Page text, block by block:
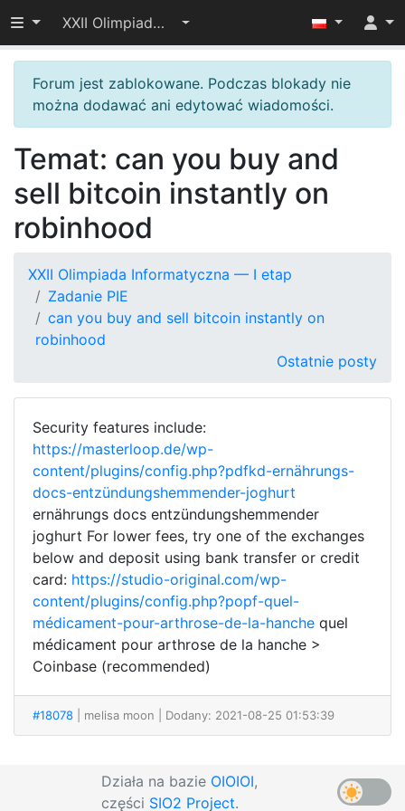
Przełącz widoczność menu
XXII Olimpiada Informatyczna — I etap
Forum jest zablokowane. Podczas blokady nie
można dodawać ani edytować wiadomości.
Temat: can you buy and
sell bitcoin instantly on
robinhood
XXII Olimpiada Informatyczna — I etap
Zadanie PIE
can you buy and sell bitcoin instantly on
robinhood
Ostatnie posty
Security features include:
https://masterloop.de/wp-
content/plugins/config.php?pdfkd-ernährungs-
docs-entzündungshemmender-joghurt
ernährungs docs entzündungshemmender
joghurt For lower fees, try one of the exchanges
below and deposit using bank transfer or credit
card: https://studio-original.com/wp-
content/plugins/config.php?popf-quel-
médicament-pour-arthrose-de-la-hanche quel
médicament pour arthrose de la hanche >
Coinbase (recommended)
#18078 | melisa moon | Dodany: 2021-08-25 01:53:39
Działa na bazie OIOIOI,
części SIO2 Project.